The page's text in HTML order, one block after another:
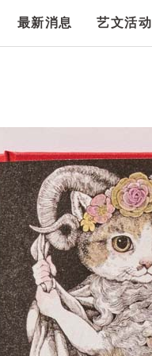
最新消息 艺文活动